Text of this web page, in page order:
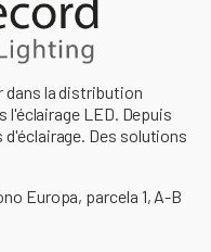
dans la distribution
l'éclairage LED. Depuis
Des solutions
Europa, parcela 1, A-B